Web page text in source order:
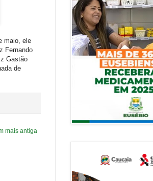
maio, ele
Fernando
Gastão
de
mais antiga